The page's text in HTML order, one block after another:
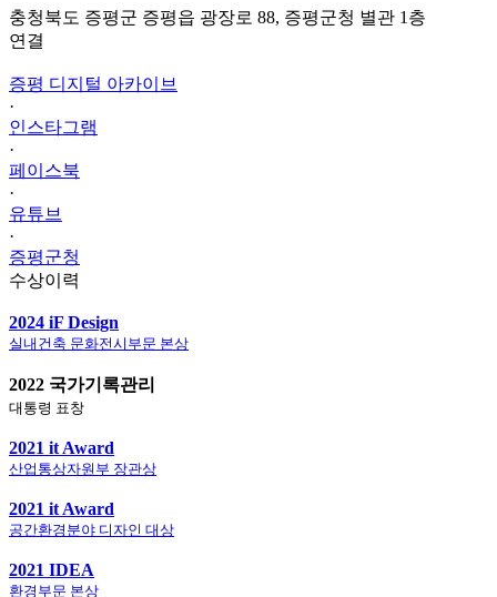
충청북도 증평군 증평읍 광장로 88, 증평군청 별관 1층
연결
증평 디지털 아카이브
·
인스타그램
·
페이스북
·
유튜브
·
증평군청
수상이력
2024 iF Design
실내건축 문화전시부문 본상
2022 국가기록관리
대통령 표창
2021 it Award
산업통상자원부 장관상
2021 it Award
공간환경분야 디자인 대상
2021 IDEA
환경부문 본상